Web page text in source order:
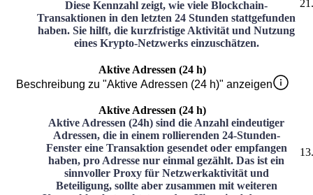
Diese Kennzahl zeigt, wie viele Blockchain-
Transaktionen in den letzten 24 Stunden stattgefunden
haben. Sie hilft, die kurzfristige Aktivität und Nutzung
eines Krypto-Netzwerks einzuschätzen.
Aktive Adressen (24 h)
Beschreibung zu "Aktive Adressen (24 h)" anzeigen
Aktive Adressen (24 h)
Aktive Adressen (24h) sind die Anzahl eindeutiger
Adressen, die in einem rollierenden 24-Stunden-
Fenster eine Transaktion gesendet oder empfangen
haben, pro Adresse nur einmal gezählt. Das ist ein
sinnvoller Proxy für Netzwerkaktivität und
Beteiligung, sollte aber zusammen mit weiteren